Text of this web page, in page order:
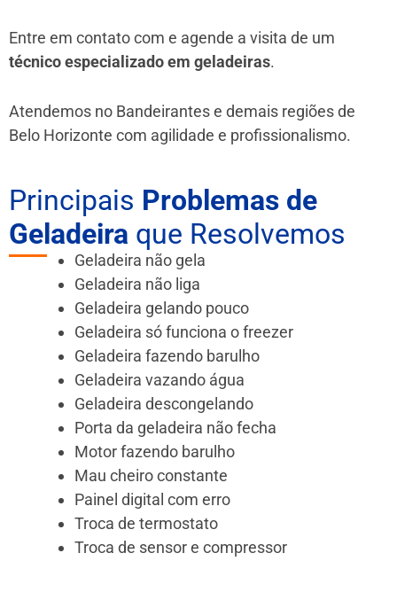
Entre em contato com e agende a visita de um
técnico especializado em geladeiras.
Atendemos no Bandeirantes e demais regiões de
Belo Horizonte com agilidade e profissionalismo.
Principais Problemas de
Geladeira que Resolvemos
Geladeira não gela
Geladeira não liga
Geladeira gelando pouco
Geladeira só funciona o freezer
Geladeira fazendo barulho
Geladeira vazando água
Geladeira descongelando
Porta da geladeira não fecha
Motor fazendo barulho
Mau cheiro constante
Painel digital com erro
Troca de termostato
Troca de sensor e compressor